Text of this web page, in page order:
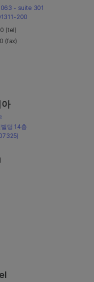
- suite 301
200
(tel)
(fax)
딩 14층